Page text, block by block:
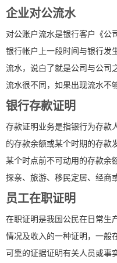
企业对公流水
对公账户流水是银行客户《公
银行帐户上一段时间与银行发
流水，说白了就是公司与公司
流水很不同，如果出现流水不
银行存款证明
存款证明业务是指银行为存款
的存款余额或某个时期的存款
某个时点前不可动用的存款余
探亲、旅游、移民定居、经商
员工在职证明
在职证明是我国公民在日常生
情况及收入的一种证明，一般
可靠的证据证明有关人员或事